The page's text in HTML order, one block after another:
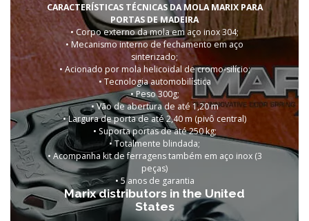
CARACTERÍSTICAS TÉCNICAS DA MOLA MARIX PARA
PORTAS DE MADEIRA
• Corpo externo da mola em aço inox 304;
• Mecanismo interno de fechamento em aço
sinterizado;
• Acionado por mola helicoidal de cromo-silício;
• Tecnologia automobilística
• Peso 300g;
• Vão de abertura de até 1,20 m
• Largura de porta de até 2,40 m (pivô central)
• Suporta portas deaté 250 kg;
• Totalmente blindada;
• Acompanha kit de ferragens também em aço inox (3
peças)
• 5 anos de garantia
Marix distributors in the United
States